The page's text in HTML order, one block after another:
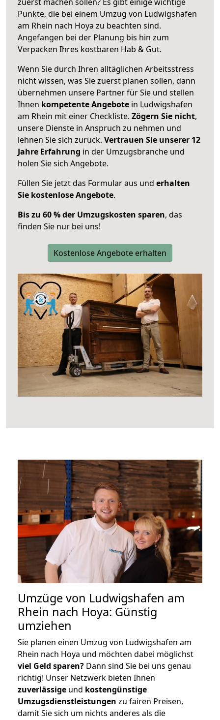
Punkte, die bei einem Umzug von Ludwigshafen
am Rhein nach Hoya zu beachten sind.
Angefangen bei der Planung bis hin zum
Verpacken Ihres kostbaren Hab & Gut.
Wenn Sie durch Ihren alltäglichen Arbeitsstress
nicht wissen, was Sie zuerst planen sollen, dann
übernehmen unsere Partner für Sie und stellen
Ihnen kompetente Angebote in Ludwigshafen
am Rhein mit einer Checkliste. Zögern Sie nicht,
unsere Dienste in Anspruch zu nehmen und
lehnen Sie sich zurück. Vertrauen Sie unserer 12
Jahre Erfahrung in der Umzugsbranche und
holen Sie sich Angebote.
Füllen Sie jetzt das Formular aus und erhalten
Sie kostenlose Angebote.
Bis zu 60 % der Umzugskosten sparen, das
finden Sie nur bei uns!
Kostenlose Angebote erhalten
Umzüge von Ludwigshafen am
Rhein nach Hoya: Günstig
umziehen
Sie planen einen Umzug von Ludwigshafen am
Rhein nach Hoya und möchten dabei möglichst
viel Geld sparen? Dann sind Sie bei uns genau
richtig! Unser Netzwerk bieten Ihnen
zuverlässige und kostengünstige
Umzugsdienstleistungen zu fairen Preisen,
damit Sie sich um nichts anderes als die